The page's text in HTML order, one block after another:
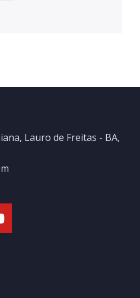
Lauro de Freitas - BA,